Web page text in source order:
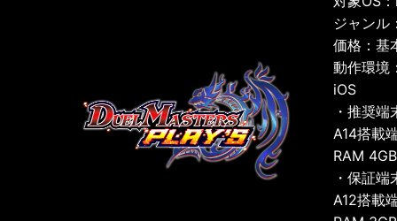
ジャンル
価格：基
動作環境
iOS
・推奨端
A14搭載
RAM
・保証端
A12搭載